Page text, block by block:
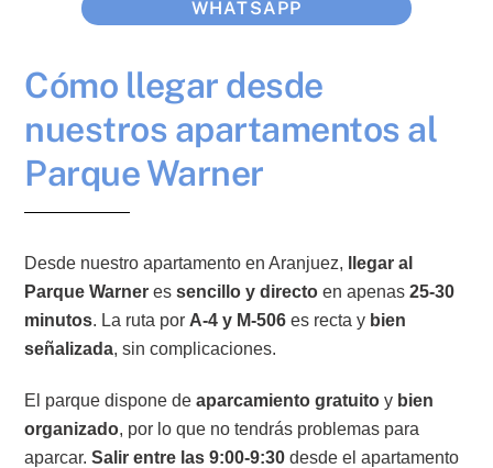
WHATSAPP
Cómo llegar desde
nuestros apartamentos al
Parque Warner
Desde nuestro apartamento en Aranjuez,
llegar al
Parque Warner essencillo y directo en apenas25-30
minutos. La ruta por A-4 y M-506 es recta y bien
señalizada, sin complicaciones.
El parque dispone deaparcamiento gratuito y bien
organizado, por lo que no tendrás problemas para
aparcar.Salir entre las 9:00-9:30 desde el apartamento